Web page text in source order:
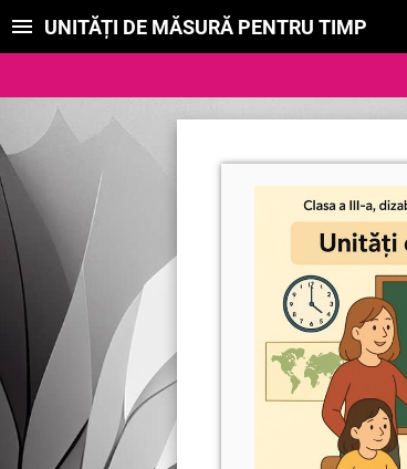
UNITĂȚI DE MĂSURĂ PENTRU TIMP